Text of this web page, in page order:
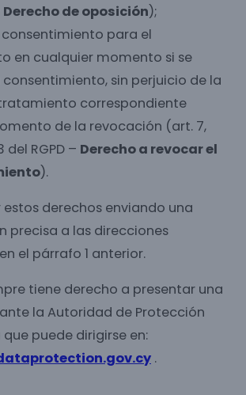
Derecho de oposición);
para el
en cualquier momento si se
consentimiento, sin perjuicio de la
correspondiente
de la revocación (art. 7,
RGPD – Derecho a revocar el
).
estos derechos enviando una
precisa a las direcciones
el párrafo 1 anterior.
tiene derecho a presentar una
la Autoridad de Protección
puede dirigirse en:
.